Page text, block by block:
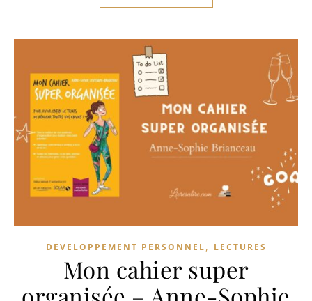
DEVELOPPEMENT PERSONNEL, LECTURES
Mon cahier super